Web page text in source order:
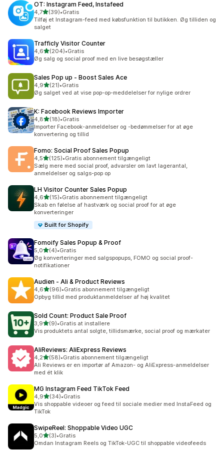
OT: Instagram Feed, Instafeed
4,7ud af 5 stjerner
(39)
39 anmeldelser i alt
•Gratis
Tilføj et Instagram-feed med købsfunktion til butikken. Øg tilliden og
salget
Trafficly Visitor Counter
4,6ud af 5 stjerner
(204)
204 anmeldelser i alt
•Gratis
Øg salg og social proof med en live besøgstæller
Sales Pop up ‑ Boost Sales Ace
4,9ud af 5 stjerner
(21)
21 anmeldelser i alt
•Gratis
Øg salget ved at vise pop-op-meddelelser for nylige ordrer
K: Facebook Reviews Importer
4,8ud af 5 stjerner
(18)
18 anmeldelser i alt
•Gratis
Importer Facebook-anmeldelser og -bedømmelser for at øge
konvertering og tillid
Fomo: Social Proof Sales Popup
4,5ud af 5 stjerner
(125)
125 anmeldelser i alt
•Gratis abonnement tilgængeligt
Sælg mere med social proof, advarsler om lavt lagerantal,
anmeldelser og salgs-pop op
LH Visitor Counter Sales Popup
4,6ud af 5 stjerner
(15)
15 anmeldelser i alt
•Gratis abonnement tilgængeligt
Skab en følelse af hastværk og social proof for at øge
konverteringer
Built for Shopify
Fomoify Sales Popup & Proof
5,0ud af 5 stjerner
(4)
4 anmeldelser i alt
•Gratis
Øg konverteringer med salgspopups, FOMO og social proof-
notifikationer
Audien ‑ Ali & Product Reviews
4,6ud af 5 stjerner
(96)
96 anmeldelser i alt
•Gratis abonnement tilgængeligt
Opbyg tillid med produktanmeldelser af høj kvalitet
Sold Count: Product Sale Proof
3,9ud af 5 stjerner
(9)
9 anmeldelser i alt
•Gratis at installere
Vis produktets antal solgte, tillidsmærke, social proof og mærkater
AliReviews: AliExpress Reviews
4,2ud af 5 stjerner
(58)
58 anmeldelser i alt
•Gratis abonnement tilgængeligt
Ali Reviews er en importør af Amazon- og AliExpress-anmeldelser
med ét klik
MG Instagram Feed TikTok Feed
4,9ud af 5 stjerner
(34)
34 anmeldelser i alt
•Gratis
Vis shoppable videoer og feed til sociale medier med InstaFeed og
TikTok
SwipeReel: Shoppable Video UGC
5,0ud af 5 stjerner
(3)
3 anmeldelser i alt
•Gratis
Omdan Instagram Reels og TikTok-UGC til shoppable videofeeds